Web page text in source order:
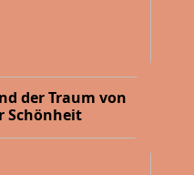
der Traum von
Schönheit